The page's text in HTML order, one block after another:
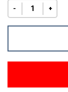
- +